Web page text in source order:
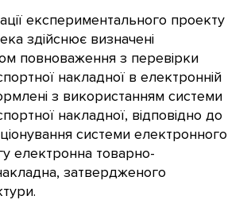
експериментального проекту
здійснює визначені
повноваження з перевірки
накладної в електронній
з використанням системи
накладної, відповідно до
системи електронного
електронна товарно-
затвердженого